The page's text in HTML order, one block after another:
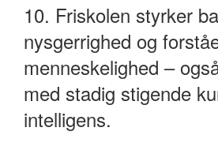
10. Friskolen styrker
nysgerrighed og
menneskelighed –
med stadig stigende
intelligens.